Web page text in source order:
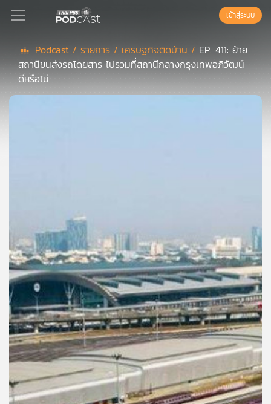
Podcast
สต์
ของ
คุณ
เพลง
บทความ
เข้าสู่ระบบ
Podcast / รายการ / เศรษฐกิจติดบ้าน / EP. 411: ย้าย
สถานีขนส่งรถโดยสาร ไปรวมที่สถานีกลางกรุงเทพอภิวัฒน์
ดีหรือไม่